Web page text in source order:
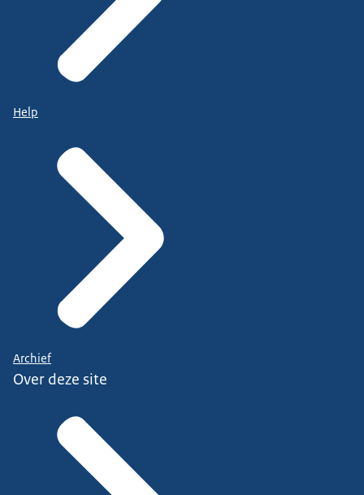
Help
Archief
Over deze site